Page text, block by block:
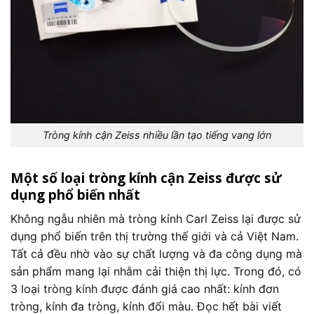
Tròng kính cận Zeiss nhiều lần tạo tiếng vang lớn
Một số loại tròng kính cận Zeiss được sử
dụng phổ biến nhất
Không ngẫu nhiên mà tròng kính Carl Zeiss lại được sử
dụng phổ biến trên thị trường thế giới và cả Việt Nam.
Tất cả đều nhờ vào sự chất lượng và đa công dụng mà
sản phẩm mang lại nhằm cải thiện thị lực. Trong đó, có
3 loại tròng kính được đánh giá cao nhất: kính đơn
tròng, kính đa tròng, kính đổi màu. Đọc hết bài viết